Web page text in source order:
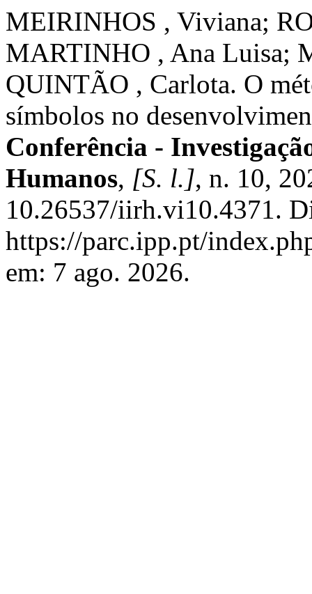
MEIRINHOS , Viviana;
MARTINHO , Ana Luisa;
QUINTÃO , Carlota. O
símbolos no
Conferência -
Humanos, [S. l.], n. 10,
10.26537/iirh.vi10.4371.
https://parc.ipp.pt/
em: 7 ago. 2026.